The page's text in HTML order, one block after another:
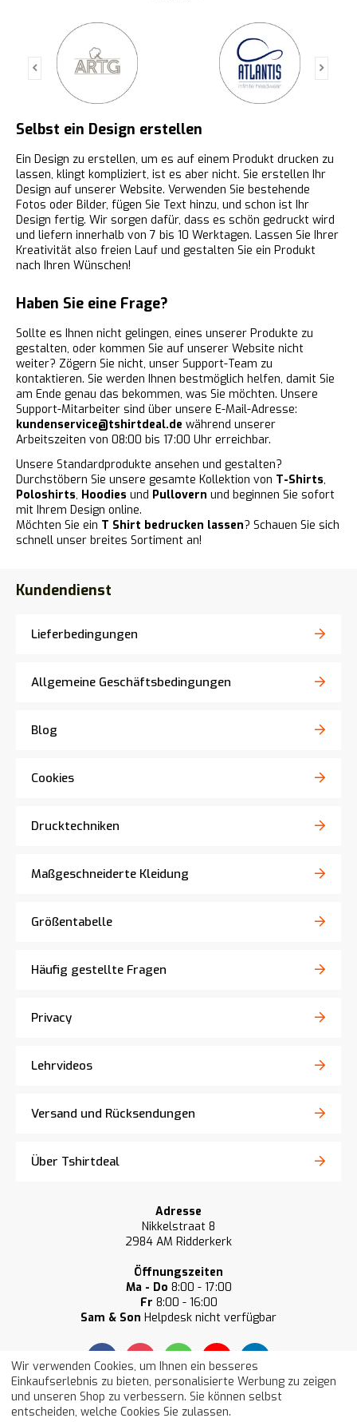
Selbst ein Design erstellen
Ein Design zu erstellen, um es auf einem Produkt drucken zu
lassen, klingt kompliziert, ist es aber nicht. Sie erstellen Ihr
Design auf unserer Website. Verwenden Sie bestehende
Fotos oder Bilder, fügen Sie Text hinzu, und schon ist Ihr
Design fertig. Wir sorgen dafür, dass es schön gedruckt wird
und liefern innerhalb von 7 bis 10 Werktagen. Lassen Sie Ihrer
Kreativität also freien Lauf und gestalten Sie ein Produkt
nach Ihren Wünschen!
Haben Sie eine Frage?
Sollte es Ihnen nicht gelingen, eines unserer Produkte zu
gestalten, oder kommen Sie auf unserer Website nicht
weiter? Zögern Sie nicht, unser Support-Team zu
kontaktieren. Sie werden Ihnen bestmöglich helfen, damit Sie
am Ende genau das bekommen, was Sie möchten. Unsere
Support-Mitarbeiter sind über unsere E-Mail-Adresse:
kundenservice@tshirtdeal.de während unserer
Arbeitszeiten von 08:00 bis 17:00 Uhr erreichbar.
Unsere Standardprodukte ansehen und gestalten?
Durchstöbern Sie unsere gesamte Kollektion von T-Shirts,
Poloshirts, Hoodies und Pullovern und beginnen Sie sofort
mit Ihrem Design online.
Möchten Sie ein T Shirt bedrucken lassen? Schauen Sie sich
schnell unser breites Sortiment an!
Kundendienst
Lieferbedingungen
Allgemeine Geschäftsbedingungen
Blog
Cookies
Drucktechniken
Maßgeschneiderte Kleidung
Größentabelle
Häufig gestellte Fragen
Privacy
Lehrvideos
Versand und Rücksendungen
Über Tshirtdeal
Adresse
Nikkelstraat 8
2984 AM Ridderkerk
Öffnungszeiten
Ma - Do 8:00 - 17:00
Fr 8:00 - 16:00
Sam & Son Helpdesk nicht verfügbar
Unsere Kunden bewerten uns im
Wir verwenden Cookies, um Ihnen ein besseres
Einkaufserlebnis zu bieten, personalisierte Werbung zu zeigen
und unseren Shop zu verbessern. Sie können selbst
entscheiden, welche Cookies Sie zulassen.